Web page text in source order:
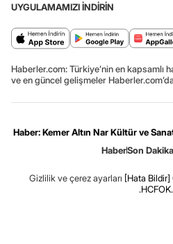
UYGULAMAMIZI İNDİRİN
Haberler.com: Türkiye’nin en kapsamlı
ve en güncel gelişmeler
Haber: Kemer Altın Nar Kültür ve
HaberSon Dakika
Gizlilik ve çerez ayarları [Hata Bildir]
.HCFOK.